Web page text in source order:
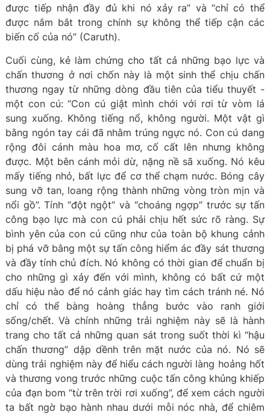
được tiếp nhận đầy đủ khi nó xảy ra” và “chỉ có thể
được nắm bắt trong chính sự không thể tiếp cận các
biến cố của nó” (Caruth).
Cuối cùng, kẻ làm chứng cho tất cả những bạo lực và
chấn thương ở nơi chốn này là một sinh thể chịu chấn
thương ngay từ những dòng đầu tiên của tiểu thuyết -
một con cú: “Con cú giật mình chới với rơi từ vòm lá
sung xuống. Không tiếng nổ, không người. Một vật gì
bằng ngón tay cái đã nhằm trúng ngực nó. Con cú dang
rộng đôi cánh màu hoa mơ, cố cất lên nhưng không
được. Một bên cánh mỏi dừ, nặng nề sã xuống. Nó kêu
mấy tiếng nhỏ, bất lực để cơ thể chạm nước. Bóng cây
sung vỡ tan, loang rộng thành những vòng tròn mịn và
nổi gồ”. Tính “đột ngột” và “choáng ngợp” trước sự tấn
công bạo lực mà con cú phải chịu hết sức rõ ràng. Sự
bình yên của con cú cũng như của toàn bộ khung cảnh
bị phá vỡ bằng một sự tấn công hiểm ác đầy sát thương
và đầy tính chủ đích. Nó không có thời gian để chuẩn bị
cho những gì xảy đến với mình, không có bất cứ một
dấu hiệu nào để nó cảnh giác hay tìm cách tránh né. Nó
chỉ có thể bàng hoàng thẳng bước vào ranh giới
sống/chết. Và chính những trải nghiệm này sẽ là hành
trang cho tất cả những quan sát trong suốt thời kì “hậu
chấn thương” dập dềnh trên mặt nước của nó. Nó sẽ
dùng trải nghiệm này để hiểu cách người làng hoảng hốt
và thương vong trước những cuộc tấn công khủng khiếp
của đạn bom “từ trên trời rơi xuống”, để xem cách người
ta bất ngờ bạo hành nhau dưới mỗi nóc nhà, để chiêm